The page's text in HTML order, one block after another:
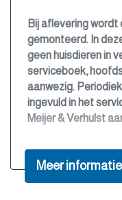
Hoofdsleutel
Hoofdsteunen
In delen
In delen
hoofdsteunen
Isofix
Bij aflevering wordt
gemonteerd. In
geen huisdieren in
serviceboek,
aanwezig.
ingevuld in het
Meijer & Verhulst
Meer informatie